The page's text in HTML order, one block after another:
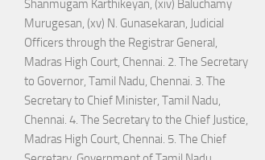
Shanmugam Karthikeyan, (xiv) Baluchamy
Murugesan, (xv) N. Gunasekaran, Judicial
Officers through the Registrar General,
Madras High Court, Chennai. 2. The Secretary
to Governor, Tamil Nadu, Chennai. 3. The
Secretary to Chief Minister, Tamil Nadu,
Chennai. 4. The Secretary to the Chief Justice,
Madras High Court, Chennai. 5. The Chief